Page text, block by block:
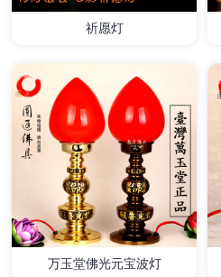
详情
祈愿灯
万玉堂佛光元宝波灯